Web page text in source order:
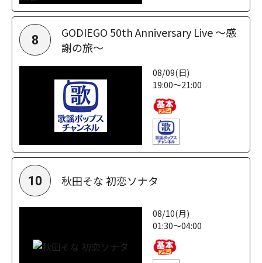
8
GODIEGO 50th Anniversary Live ～感
謝の旅～
08/09(日)
19:00～21:00
10 秋田そな 初恋ソナタ
08/10(月)
01:30～04:00